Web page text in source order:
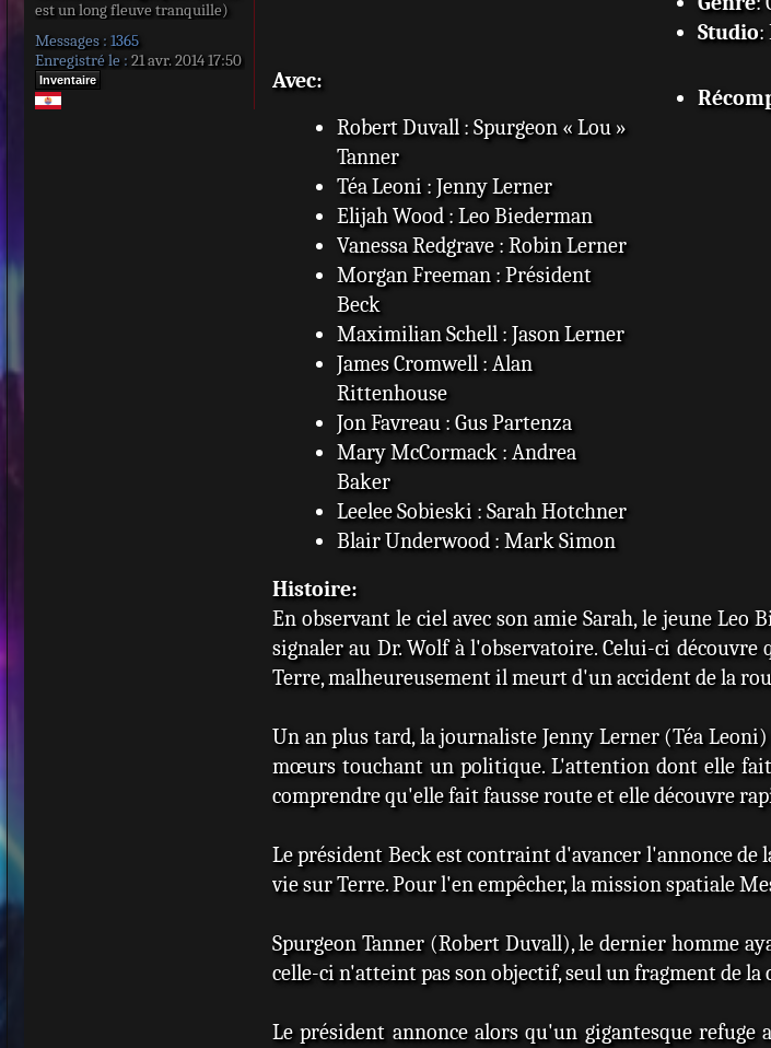
est un long fleuve tranquille)
Messages : 1365
Enregistré le : 21 avr. 2014 17:50
Inventaire
Studio:
Avec:
Robert Duvall : Spurgeon « Lou »
Tanner
Téa Leoni : Jenny Lerner
Elijah Wood : Leo Biederman
Vanessa Redgrave : Robin Lerner
Morgan Freeman : Président
Beck
Maximilian Schell : Jason Lerner
James Cromwell : Alan
Rittenhouse
Jon Favreau : Gus Partenza
Mary McCormack : Andrea
Baker
Leelee Sobieski : Sarah Hotchner
Blair Underwood : Mark Simon
Histoire:
En observant le ciel avec son amie Sarah, le jeune
signaler au Dr. Wolf à l'observatoire. Celui-ci
Terre, malheureusement il meurt d'un accident de la
Un an plus tard, la journaliste Jenny Lerner (Téa
mœurs touchant un politique. L'attention dont elle
comprendre qu'elle fait fausse route et elle découvre
Le président Beck est contraint d'avancer l'annonce
vie sur Terre. Pour l'en empêcher, la mission spatiale
Spurgeon Tanner (Robert Duvall), le dernier homme
celle-ci n'atteint pas son objectif, seul un fragment de la
Le président annonce alors qu'un gigantesque